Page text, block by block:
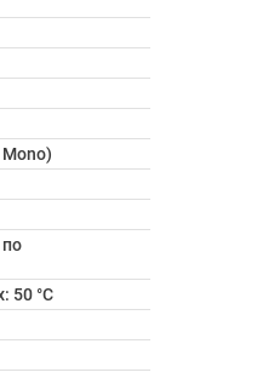
Mono)
50 °C